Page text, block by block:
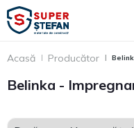
Acasă Producător
Belinka -